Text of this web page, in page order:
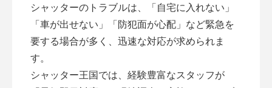
シャッターのトラブルは、「自宅に入れない」
「車が出せない」「防犯面が心配」など緊急を
要する場合が多く、迅速な対応が求められま
す。
シャッター王国では、経験豊富なスタッフが